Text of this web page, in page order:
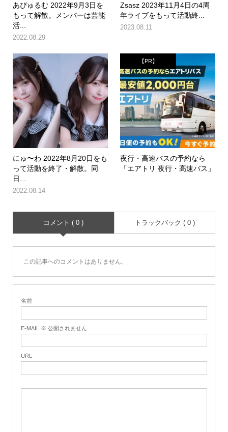
あぴゅるむ 2022年9月3日を
もって解散。メンバーは芸能
活...
2022.08.29
Zsasz 2023年11月4日の4周
年ライブをもって活動終...
2023.08.11
にゅ〜わ 2022年8月20日をも
って活動を終了・解散。同
日...
2022.08.14
【PR】
夜行・高速バスの予約なら
「エアトリ 夜行・高速バス」
コメント ( 0 ) トラックバック ( 0 )
この記事へのコメントはありません。
名前
E-MAIL ※ 公開されません
URL